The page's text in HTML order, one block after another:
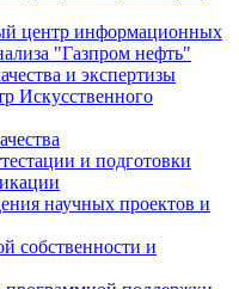
центр информационных
"Газпром нефть"
и экспертизы
Искусственного
и подготовки
научных проектов и
собственности и